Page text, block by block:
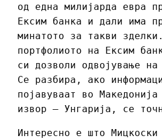
од една милијарда евра
Ексим банка и дали има
минатото за такви
портфолиото на Ексим
си дозволи одвојување на
Се разбира, ако
појавуваат во
извор – Унгарија, се
Интересно е што